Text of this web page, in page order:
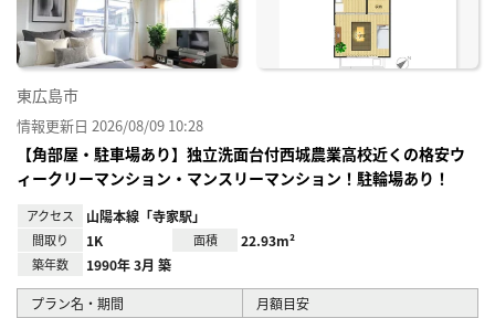
東広島市
情報更新日 2026/08/09 10:28
【角部屋・駐車場あり】独立洗面台付西城農業高校近くの格安ウ
ィークリーマンション・マンスリーマンション！駐輪場あり！
アクセス 山陽本線「寺家駅」
間取り 1K 面積 22.93m²
築年数 1990年 3月 築
プラン名・期間
月額目安